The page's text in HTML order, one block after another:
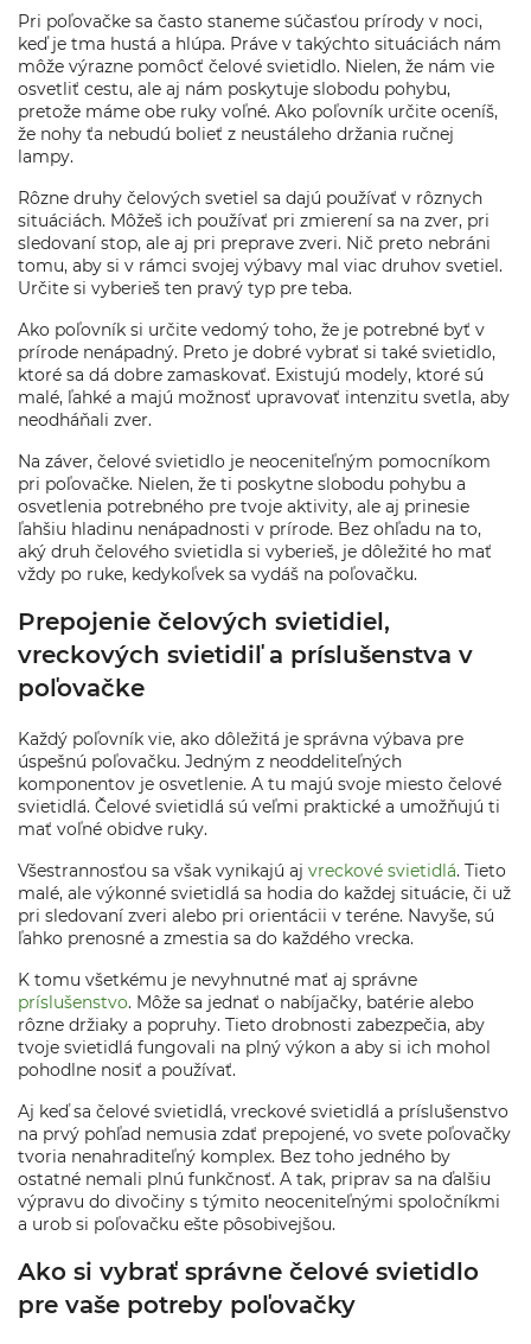
Pri poľovačke sa často staneme súčasťou prírody v noci,
keď je tma hustá a hlúpa. Práve v takýchto situáciách nám
môže výrazne pomôcť čelové svietidlo. Nielen, že nám vie
osvetliť cestu, ale aj nám poskytuje slobodu pohybu,
pretože máme obe ruky voľné. Ako poľovník určite oceníš,
že nohy ťa nebudú bolieť z neustáleho držania ručnej
lampy.
Rôzne druhy čelových svetiel sa dajú používať v rôznych
situáciách. Môžeš ich používať pri zmierení sa na zver, pri
sledovaní stop, ale aj pri preprave zveri. Nič preto nebráni
tomu, aby si v rámci svojej výbavy mal viac druhov svetiel.
Určite si vyberieš ten pravý typ pre teba.
Ako poľovník si určite vedomý toho, že je potrebné byť v
prírode nenápadný. Preto je dobré vybrať si také svietidlo,
ktoré sa dá dobre zamaskovať. Existujú modely, ktoré sú
malé, ľahké a majú možnosť upravovať intenzitu svetla, aby
neodháňali zver.
Na záver, čelové svietidlo je neoceniteľným pomocníkom
pri poľovačke. Nielen, že ti poskytne slobodu pohybu a
osvetlenia potrebného pre tvoje aktivity, ale aj prinesie
ľahšiu hladinu nenápadnosti v prírode. Bez ohľadu na to,
aký druh čelového svietidla si vyberieš, je dôležité ho mať
vždy po ruke, kedykoľvek sa vydáš na poľovačku.
Prepojenie čelových svietidiel,
vreckových svietidiľ a príslušenstva v
poľovačke
Každý poľovník vie, ako dôležitá je správna výbava pre
úspešnú poľovačku. Jedným z neoddeliteľných
komponentov je osvetlenie. A tu majú svoje miesto čelové
svietidlá. Čelové svietidlá sú veľmi praktické a umožňujú ti
mať voľné obidve ruky.
Všestrannosťou sa však vynikajú aj vreckové svietidlá. Tieto
malé, ale výkonné svietidlá sa hodia do každej situácie, či už
pri sledovaní zveri alebo pri orientácii v teréne. Navyše, sú
ľahko prenosné a zmestia sa do každého vrecka.
K tomu všetkému je nevyhnutné mať aj správne
príslušenstvo. Môže sa jednať o nabíjačky, batérie alebo
rôzne držiaky a popruhy. Tieto drobnosti zabezpečia, aby
tvoje svietidlá fungovali na plný výkon a aby si ich mohol
pohodlne nosiť a používať.
Aj keď sa čelové svietidlá, vreckové svietidlá a príslušenstvo
na prvý pohľad nemusia zdať prepojené, vo svete poľovačky
tvoria nenahraditeľný komplex. Bez toho jedného by
ostatné nemali plnú funkčnosť. A tak, priprav sa na ďalšiu
výpravu do divočiny s týmito neoceniteľnými spoločníkmi
a urob si poľovačku ešte pôsobivejšou.
Ako si vybrať správne čelové svietidlo
pre vaše potreby poľovačky